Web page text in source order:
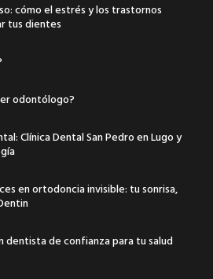
cómo el estrés y los trastornos
tus dientes
odontólogo?
Clínica Dental San Pedro en Lugo y
en ortodoncia invisible: tu sonrisa,
dentista de confianza para tu salud